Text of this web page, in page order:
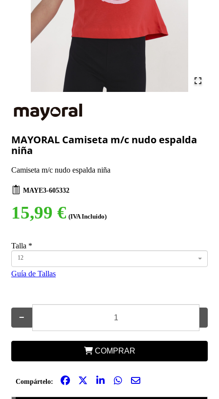
MAYORAL Camiseta m/c nudo espalda
niña
Camiseta m/c nudo espalda niña
MAYE3-605332
15,99 € (IVA Incluido)
Talla *
12
Guía de Tallas
−
COMPRAR
Compártelo: